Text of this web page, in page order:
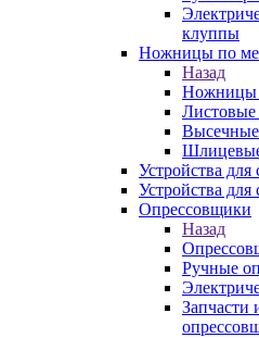
клуппы
Ножницы по
Назад
Ножницы
Устройства для
Устройства для
Опрессовщики
Назад
Ручные
Запчасти